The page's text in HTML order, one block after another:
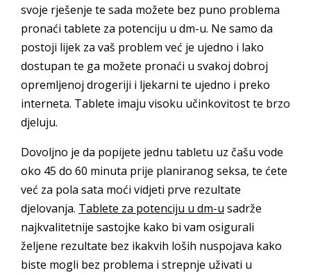
svoje rješenje te sada možete bez puno problema
pronaći tablete za potenciju u dm-u. Ne samo da
postoji lijek za vaš problem već je ujedno i lako
dostupan te ga možete pronaći u svakoj dobroj
opremljenoj drogeriji i ljekarni te ujedno i preko
interneta. Tablete imaju visoku učinkovitost te brzo
djeluju.
Dovoljno je da popijete jednu tabletu uz čašu vode
oko 45 do 60 minuta prije planiranog seksa, te ćete
već za pola sata moći vidjeti prve rezultate
djelovanja. Tablete za potenciju u dm-u sadrže
najkvalitetnije sastojke kako bi vam osigurali
željene rezultate bez ikakvih loših nuspojava kako
biste mogli bez problema i strepnje uživati u